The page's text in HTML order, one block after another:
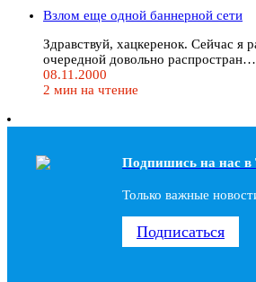
Взлом еще одной баннерной сети
Здравствуй, хацкеренок. Сейчас я
очередной довольно распростран…
08.11.2000
2 мин на чтение
Подпишись на наc в
Только важные
Подписаться